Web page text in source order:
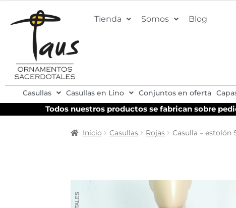
Tienda Somos Blog
Casullas Casullas en Lino Conjuntos en oferta
Todos nuestros productos se fabrican sobre
Inicio Casullas Rojas Casulla – estolón